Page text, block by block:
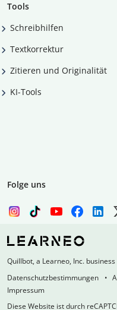
Tools
Schreibhilfen
Textkorrektur
Zitieren und Originalität
KI-Tools
Folge uns
Quillbot, a Learneo, Inc. business
Datenschutzbestimmungen
Impressum
Diese Website ist durch